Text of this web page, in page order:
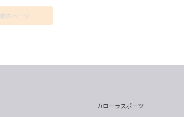
前のページ
カローラスポーツ